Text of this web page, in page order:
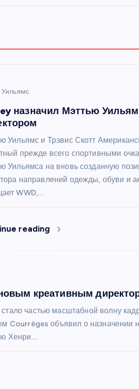
назначил Мэттью
Уильямс и Трэвис Скотт
прежде всего спортивными
Уильямса на вновь созданную
направлений одежды, обуви и
WWD,…
reading
креативным
частью масштабной волну
Courrèges объявил о назначении
Хенри.…